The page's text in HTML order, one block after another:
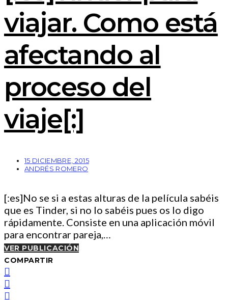
viajar. Como está
afectando al
proceso del
viaje[:]
15 DICIEMBRE, 2015
ANDRÉS ROMERO
[:es]No se si a estas alturas de la película sabéis
que es Tinder, si no lo sabéis pues os lo digo
rápidamente. Consiste en una aplicación móvil
para encontrar pareja,…
VER PUBLICACIÓN
COMPARTIR